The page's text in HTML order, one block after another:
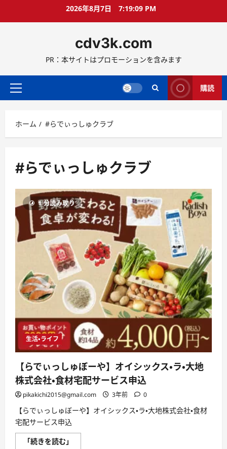
ス
ッ
2026年8月7日 7:19:09 PM
cdv3k.com
PR：本サイトはプロモーションを含みます
メ
メ
ニ
ー
購読
ホーム #らでぃっしゅクラブ
#らでぃっしゅクラブ
1 分読み取り
生活・ライフ
【らでぃっしゅぼーや】オイシックス・ラ・大地
株式会社・食材宅配サービス申込
pikakichi2015@gmail.com 3年前 0
【らでぃっしゅぼーや】オイシックス・ラ・大地株式会社・食材
宅配サービス申込
「続きを読む」